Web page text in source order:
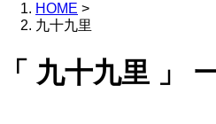
HOME >
九十九里
「 九十九里 」